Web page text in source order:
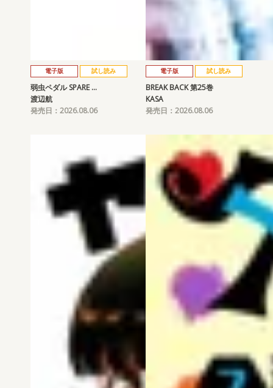
電子版 試し読み
弱虫ペダル SPARE …
渡辺航
発売日：2026.08.06
電子版 試し読み
BREAK BACK 第25巻
KASA
発売日：2026.08.06